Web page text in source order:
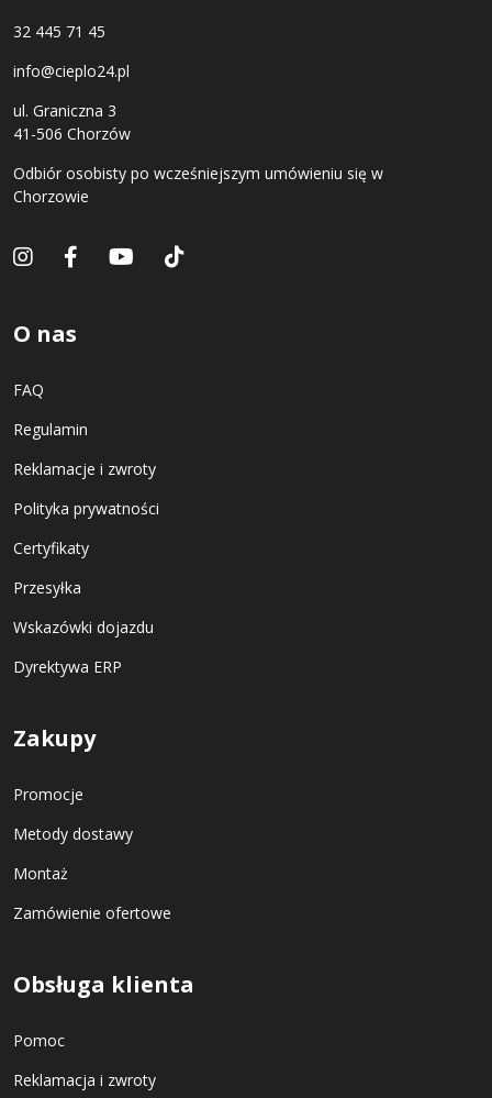
32 445 71 45
info@cieplo24.pl
ul. Graniczna 3
41-506 Chorzów
Odbiór osobisty po wcześniejszym umówieniu się w
Chorzowie
O nas
FAQ
Regulamin
Reklamacje i zwroty
Polityka prywatności
Certyfikaty
Przesyłka
Wskazówki dojazdu
Dyrektywa ERP
Zakupy
Promocje
Metody dostawy
Montaż
Zamówienie ofertowe
Obsługa klienta
Pomoc
Reklamacja i zwroty